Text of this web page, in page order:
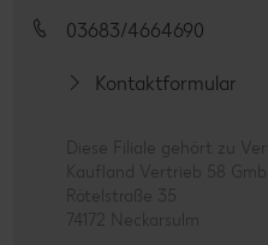
03683/4664690
Kontaktformular
Diese Filiale gehört zu
Kaufland Vertrieb 58
Rötelstraße 35
74172 Neckarsulm